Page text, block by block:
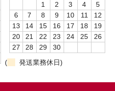
1
2 3 4
5
6
7 8 9 10 11
12
13
14 15 16 17 18
19
20
21 22 23 24 25
26
27
28 29
30
(
発送業務休日)